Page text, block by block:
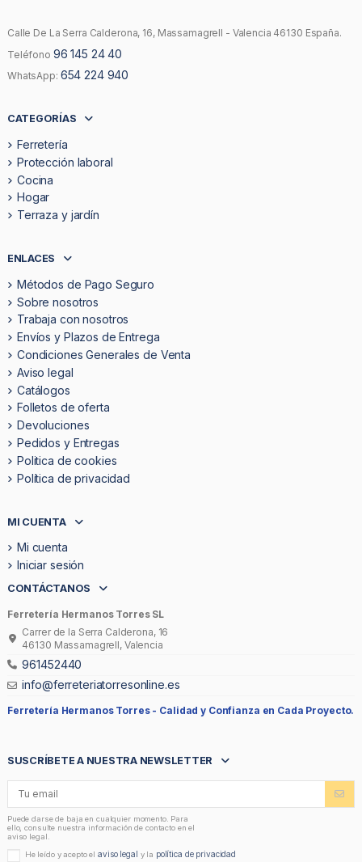
Calle De La Serra Calderona, 16, Massamagrell - Valencia 46130 España.
Teléfono 96 145 24 40
WhatsApp: 654 224 940
CATEGORÍAS
Ferretería
Protección laboral
Cocina
Hogar
Terraza y jardín
ENLACES
Métodos de Pago Seguro
Sobre nosotros
Trabaja con nosotros
Envíos y Plazos de Entrega
Condiciones Generales de Venta
Aviso legal
Catálogos
Folletos de oferta
Devoluciones
Pedidos y Entregas
Politica de cookies
Política de privacidad
MI CUENTA
Mi cuenta
Iniciar sesión
CONTÁCTANOS
Ferretería Hermanos Torres SL
Carrer de la Serra Calderona, 16
46130 Massamagrell, Valencia
961452440
info@ferreteriatorresonline.es
Ferretería Hermanos Torres - Calidad y Confianza en Cada Proyecto.
SUSCRÍBETE A NUESTRA NEWSLETTER
Puede darse de baja en cualquier momento. Para
ello, consulte nuestra información de contacto en el
aviso legal.
He leído y acepto elaviso legal y la política de privacidad